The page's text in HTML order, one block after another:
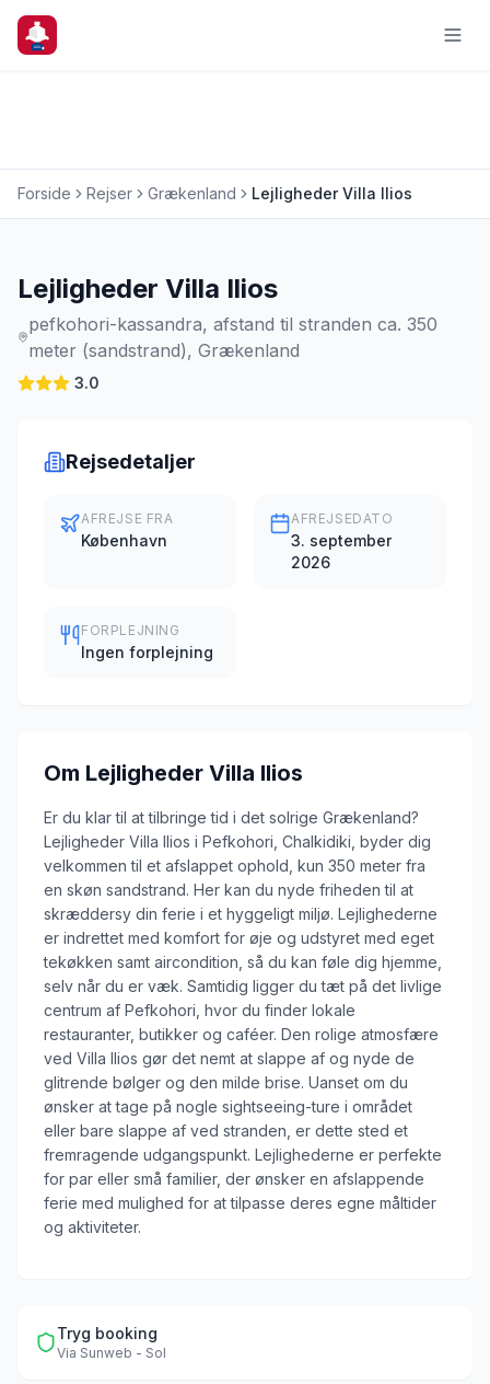
Forside Rejser Grækenland Lejligheder Villa Ilios
Charterrejse
Lejligheder Villa Ilios
pefkohori-kassandra, afstand til stranden ca. 350
meter (sandstrand), Grækenland
3.0
Rejsedetaljer
AFREJSE FRA
København
AFREJSEDATO
3. september
2026
FORPLEJNING
Ingen forplejning
Om Lejligheder Villa Ilios
Er du klar til at tilbringe tid i det solrige Grækenland?
Lejligheder Villa Ilios i Pefkohori, Chalkidiki, byder dig
velkommen til et afslappet ophold, kun 350 meter fra
en skøn sandstrand. Her kan du nyde friheden til at
skræddersy din ferie i et hyggeligt miljø. Lejlighederne
er indrettet med komfort for øje og udstyret med eget
tekøkken samt aircondition, så du kan føle dig hjemme,
selv når du er væk. Samtidig ligger du tæt på det livlige
centrum af Pefkohori, hvor du finder lokale
restauranter, butikker og caféer. Den rolige atmosfære
ved Villa Ilios gør det nemt at slappe af og nyde de
glitrende bølger og den milde brise. Uanset om du
ønsker at tage på nogle sightseeing-ture i området
eller bare slappe af ved stranden, er dette sted et
fremragende udgangspunkt. Lejlighederne er perfekte
for par eller små familier, der ønsker en afslappende
ferie med mulighed for at tilpasse deres egne måltider
og aktiviteter.
Tryg booking
Via Sunweb - Sol